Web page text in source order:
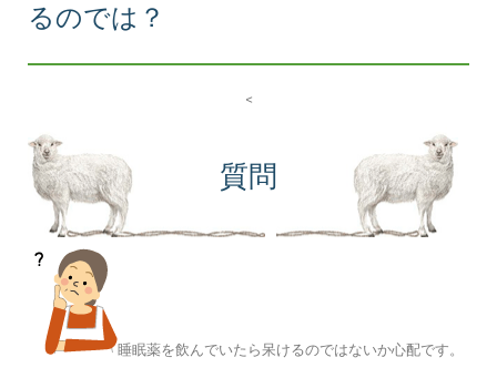
るのでは？
<
質問
睡眠薬を飲んでいたら呆けるのではないか心配です。